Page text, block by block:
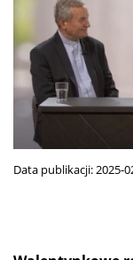
Data publikacji:2025-